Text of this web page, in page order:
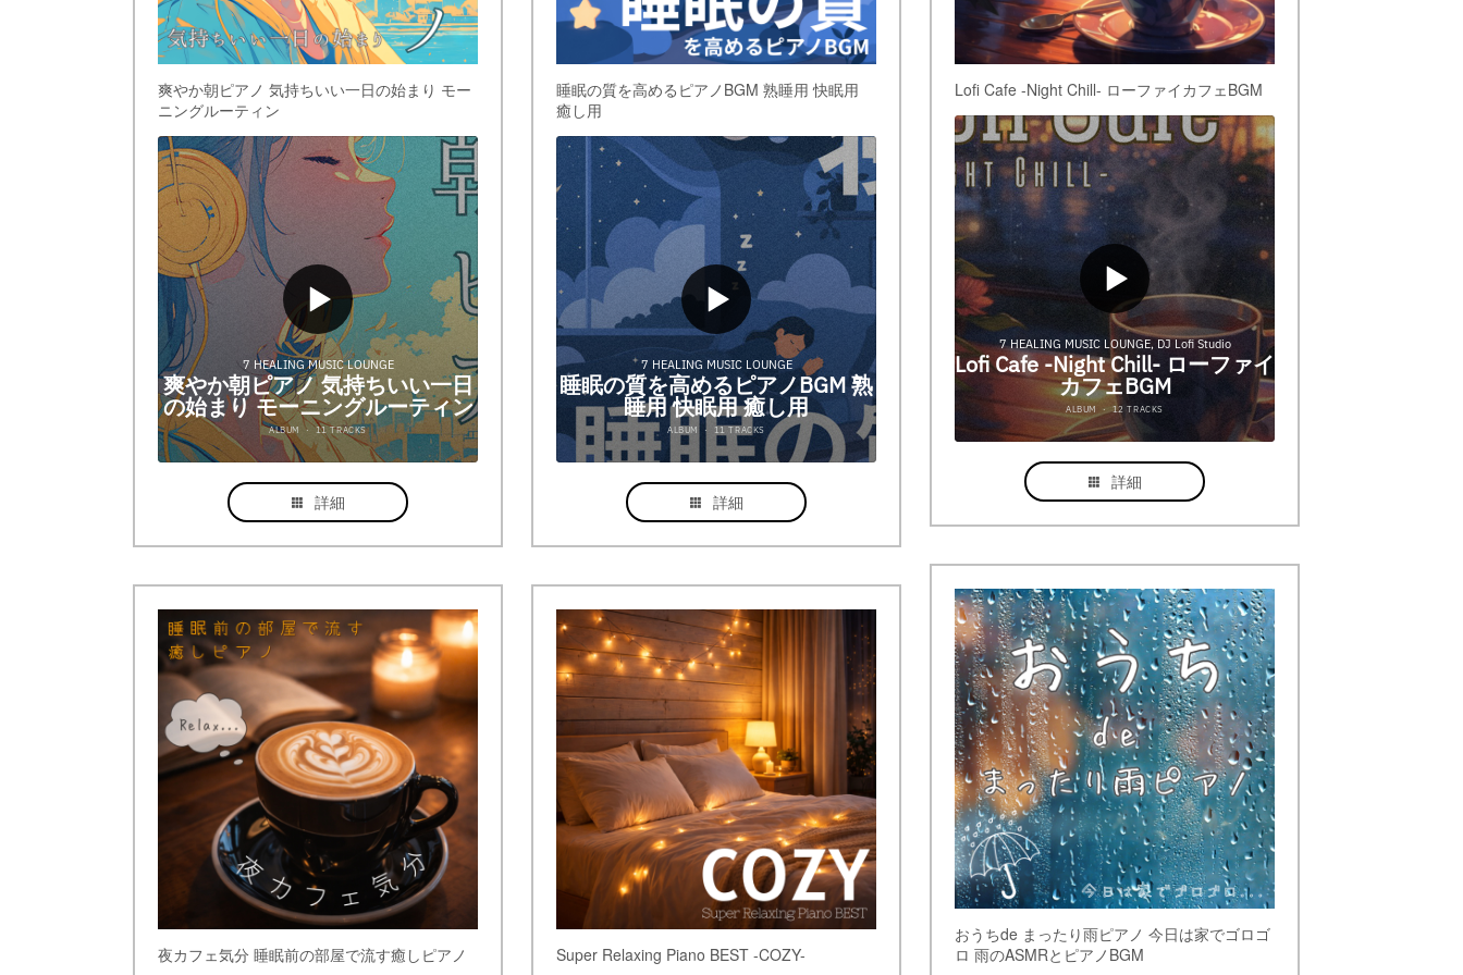
爽やか朝ピアノ 気持ちいい一日の始まり モー
ニングルーティン
詳細
睡眠の質を高めるピアノBGM 熟睡用 快眠用
癒し用
詳細
Lofi Cafe -Night Chill- ローファイカフェBGM
詳細
おうちde まったり雨ピアノ 今日は家でゴロゴ
ロ 雨のASMRとピアノBGM
夜カフェ気分 睡眠前の部屋で流す癒しピアノ Super Relaxing Piano BEST -COZY-